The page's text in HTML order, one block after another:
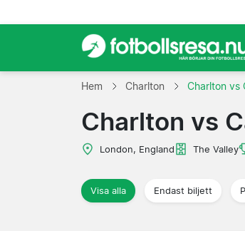
Hem Charlton Charlton vs
Charlton vs
London, England The Valley
Visa alla Endast biljett